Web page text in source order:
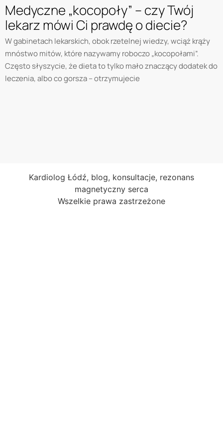
Medyczne „kocopoły” – czy Twój
lekarz mówi Ci prawdę o diecie?
W gabinetach lekarskich, obok rzetelnej wiedzy, wciąż krąży
mnóstwo mitów, które nazywamy roboczo „kocopołami”.
Często słyszycie, że dieta to tylko mało znaczący dodatek do
leczenia, albo co gorsza – otrzymujecie
Kardiolog Łódź, blog, konsultacje, rezonans
magnetyczny serca
Wszelkie prawa zastrzeżone